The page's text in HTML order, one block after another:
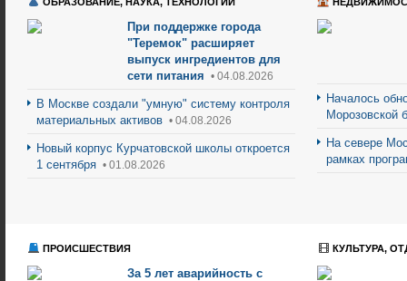
При поддержке города
"Теремок" расширяет
выпуск ингредиентов для
сети питания • 04.08.2026
В Москве создали "умную" систему контроля
материальных активов • 04.08.2026
Новый корпус Курчатовской школы откроется
1 сентября • 01.08.2026
Началось
Морозовской
На севере
рамках
ПРОИСШЕСТВИЯ
За 5 лет аварийность с
КУЛЬТУРА,